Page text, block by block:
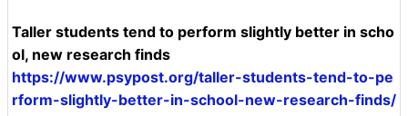
Taller students tend to perform slightly better in scho
ol, new research finds
https://www.psypost.org/taller-students-tend-to-pe
rform-slightly-better-in-school-new-research-finds/